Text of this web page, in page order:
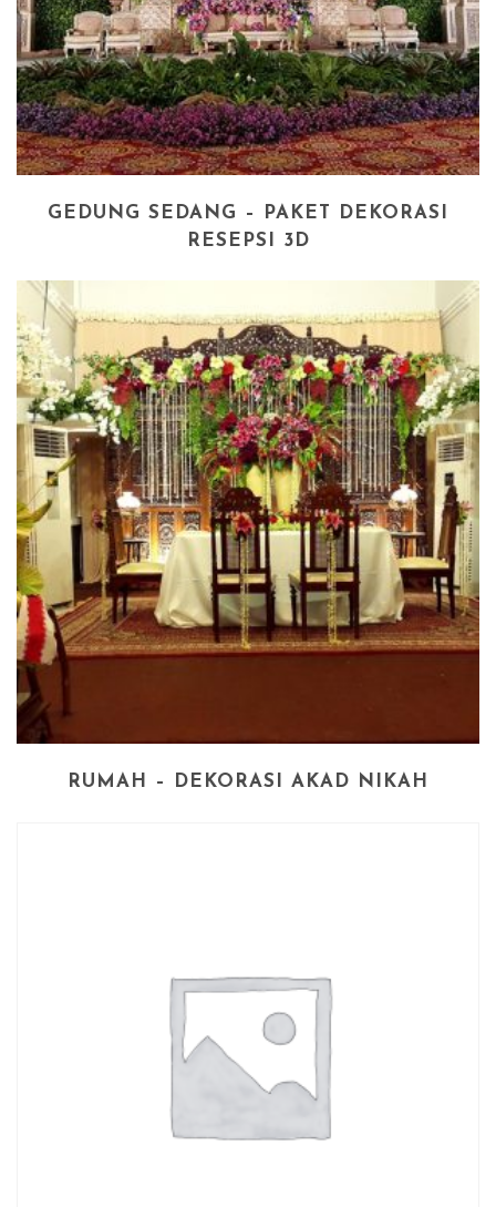
GEDUNG SEDANG – PAKET DEKORASI
RESEPSI 3D
RUMAH – DEKORASI AKAD NIKAH